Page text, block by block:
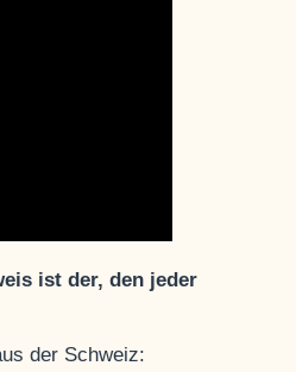
ist der, den jeder
der Schweiz: